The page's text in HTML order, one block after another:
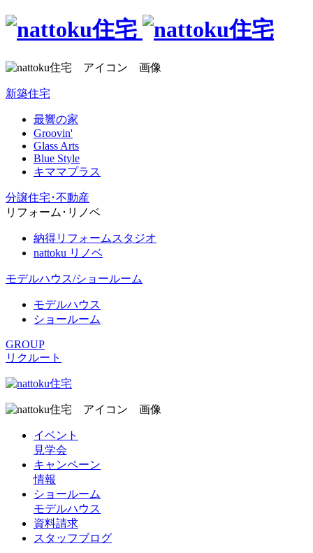
新築住宅
最響の家
Groovin'
Glass Arts
Blue Style
キママプラス
分譲住宅･不動産
リフォーム･リノベ
納得リフォームスタジオ
nattoku リノベ
モデルハウス/ショールーム
モデルハウス
ショールーム
GROUP
リクルート
イベント
見学会
キャンペーン
情報
ショールーム
モデルハウス
資料請求
スタッフブログ